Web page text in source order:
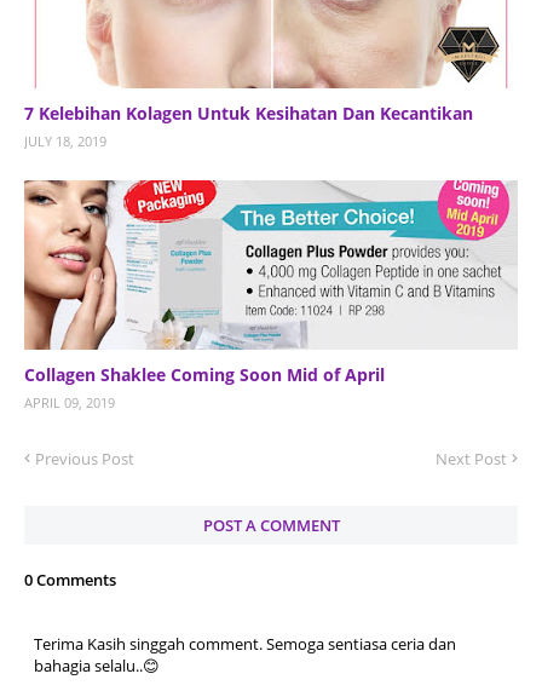
7 Kelebihan Kolagen Untuk Kesihatan Dan Kecantikan
JULY 18, 2019
Collagen Shaklee Coming Soon Mid of April
APRIL 09, 2019
Previous Post Next Post
POST A COMMENT
0 Comments
Terima Kasih singgah comment. Semoga sentiasa ceria dan
bahagia selalu..😊